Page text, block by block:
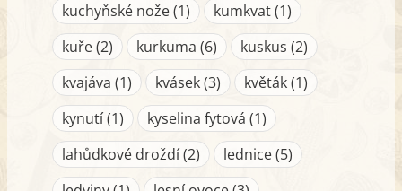
kuchyňské nože (1)
kumkvat (1)
kuře (2)
kurkuma (6)
kuskus (2)
kvajáva (1)
kvásek (3)
květák (1)
kynutí (1)
kyselina fytová (1)
lahůdkové droždí (2)
lednice (5)